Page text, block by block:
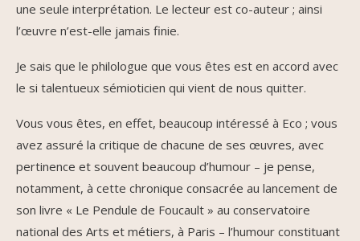
une seule interprétation. Le lecteur est co-auteur ; ainsi
l’œuvre n’est-elle jamais finie.
Je sais que le philologue que vous êtes est en accord avec
le si talentueux sémioticien qui vient de nous quitter.
Vous vous êtes, en effet, beaucoup intéressé à Eco ; vous
avez assuré la critique de chacune de ses œuvres, avec
pertinence et souvent beaucoup d’humour – je pense,
notamment, à cette chronique consacrée au lancement de
son livre « Le Pendule de Foucault » au conservatoire
national des Arts et métiers, à Paris – l’humour constituant